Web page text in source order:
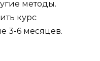
методы.
курс
3-6 месяцев.